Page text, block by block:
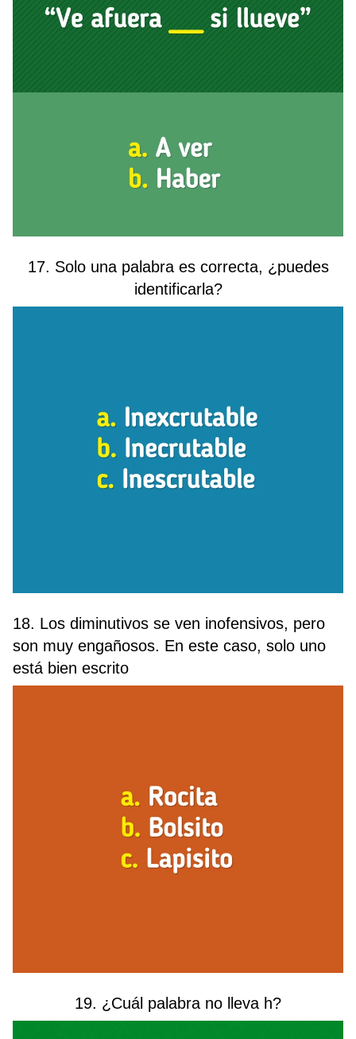
17. Solo una palabra es correcta, ¿puedes
identificarla?
18. Los diminutivos se ven inofensivos, pero
son muy engañosos. En este caso, solo uno
está bien escrito
19. ¿Cuál palabra no lleva h?